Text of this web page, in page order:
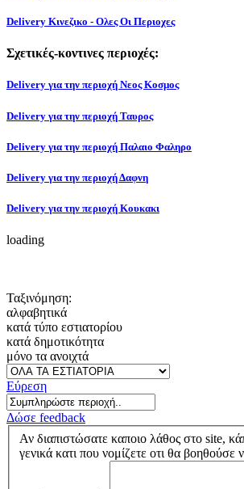
Delivery Κινεζικο - Ολες Οι Περιοχες
Σχετικές-κοντινες περιοχές:
Delivery για την περιοχή Νεος Κοσμος
Delivery για την περιοχή Ταυρος
Delivery για την περιοχή Παλαιο Φαληρο
Delivery για την περιοχή Δαφνη
Delivery για την περιοχή Κουκακι
loading
Ταξινόμηση:
αλφαβητικά
κατά τύπο εστιατορίου
κατά δημοτικότητα
μόνο τα ανοιχτά
Εύρεση
Δώσε feedback
Αν διαπιστώσατε καποιο λάθος στο site,
γενικά κατι που νομίζετε οτι θα βοηθούσε